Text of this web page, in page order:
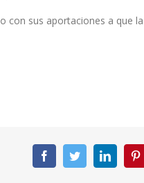
con sus aportaciones a que
FacebookTwitterLinkedIn